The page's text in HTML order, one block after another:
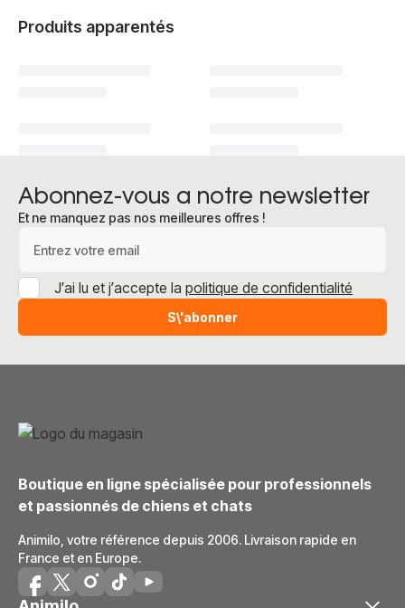
Produits apparentés
Abonnez-vous a notre newsletter
Et ne manquez pas nos meilleures offres !
S\'abonner
J’ai lu et j’accepte la politique de confidentialité
Boutique en ligne spécialisée pour professionnels
et passionnés de chiens et chats
Animilo, votre référence depuis 2006. Livraison rapide en
France et en Europe.